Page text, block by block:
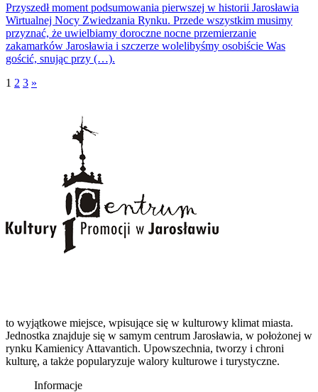
Przyszedł moment podsumowania pierwszej w historii Jarosławia
Wirtualnej Nocy Zwiedzania Rynku. Przede wszystkim musimy
przyznać, że uwielbiamy doroczne nocne przemierzanie
zakamarków Jarosławia i szczerze wolelibyśmy osobiście Was
gościć, snując przy (…).
1 2 3 »
to wyjątkowe miejsce, wpisujące się w kulturowy klimat miasta.
Jednostka znajduje się w samym centrum Jarosławia, w położonej w
rynku Kamienicy Attavantich. Upowszechnia, tworzy i chroni
kulturę, a także popularyzuje walory kulturowe i turystyczne.
Informacje